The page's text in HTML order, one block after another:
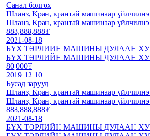
Санал болгох
Шланз, Кран, крантай машинаар
Шланз, Кран, крантай машинаар
888,888,888₮
2021-08-18
БҮХ ТӨРЛИЙН МАШИНЫ ДУЛААН
БҮХ ТӨРЛИЙН МАШИНЫ ДУЛААН
80,000₮
2019-12-10
Бусад зарууд
Шланз, Кран, крантай машинаар
Шланз, Кран, крантай машинаар
888,888,888₮
2021-08-18
БҮХ ТӨРЛИЙН МАШИНЫ ДУЛААН